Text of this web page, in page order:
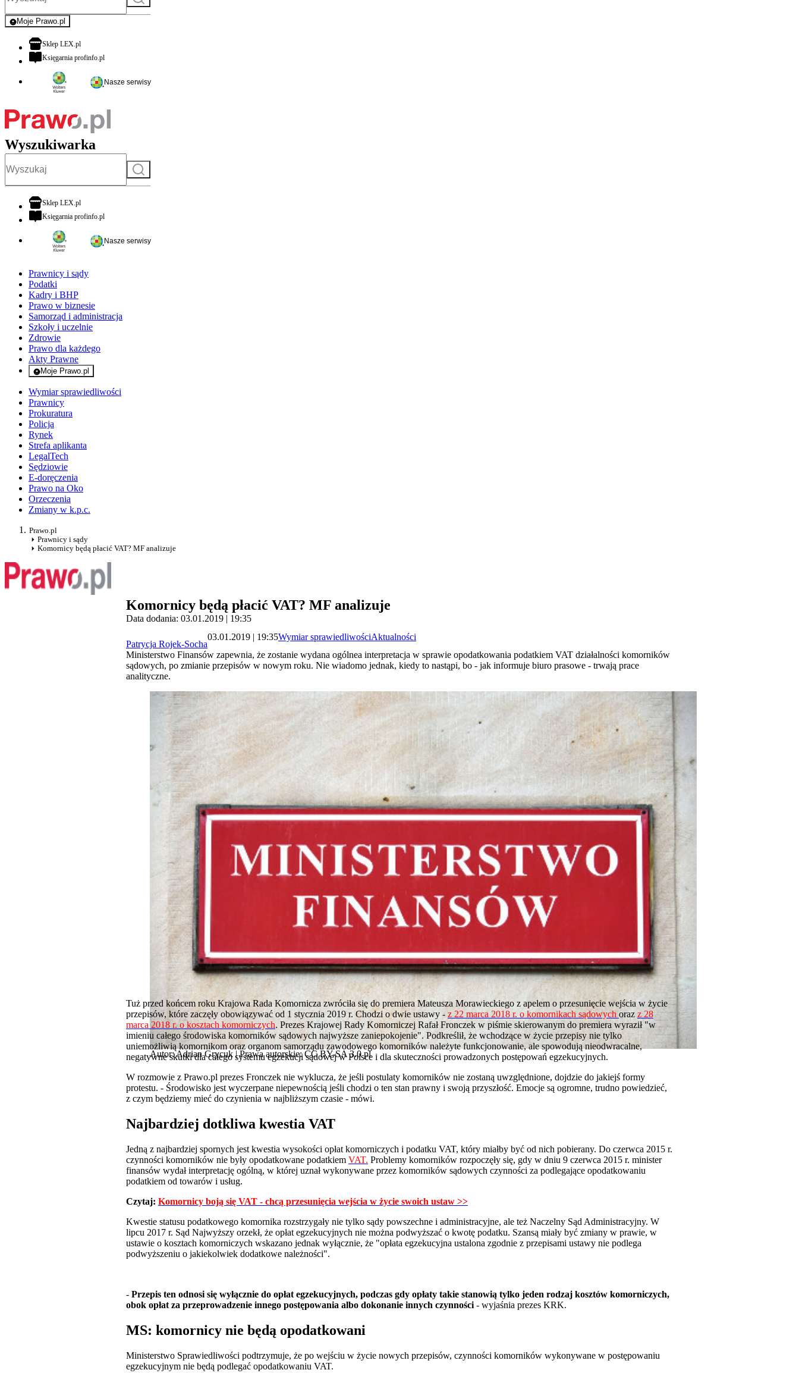
Moje Prawo.pl
- rejestracja i logowanie do serwisu
Sklep LEX.plotwiera się w nowej karcie
Księgarnia profinfo.plotwiera się w nowej karcie
Nasze serwisy
Wyszukiwarka
Szukaj
Sklep LEX.plotwiera się w nowej karcie
Księgarnia profinfo.plotwiera się w nowej karcie
Nasze serwisy
Prawnicy i sądy
Podatki
Kadry i BHP
Prawo w biznesie
Samorząd i administracja
Szkoły i uczelnie
Zdrowie
Prawo dla każdego
Akty Prawne
Moje Prawo.pl
- rejestracja i logowanie do serwisu
Wymiar sprawiedliwości
Prawnicy
Prokuratura
Policja
Rynek
Strefa aplikanta
LegalTech
Sędziowie
E-doręczenia
Prawo na Oko
Orzeczenia
Zmiany w k.p.c.
Prawo.pl
Prawnicy i sądy
Komornicy będą płacić VAT? MF analizuje
Komornicy będą płacić VAT? MF analizuje
Data dodania: 03.01.2019 | 19:35
Patrycja Rojek-Socha
03.01.2019 | 19:35Wymiar sprawiedliwościAktualności
Ministerstwo Finansów zapewnia, że zostanie wydana ogólnea interpretacja w sprawie opodatkowania podatkiem VAT działalności komorników
sądowych, po zmianie przepisów w nowym roku. Nie wiadomo jednak, kiedy to nastąpi, bo - jak informuje biuro prasowe - trwają prace
analityczne.
Autor: Adrian Grycuk | Prawa autorskie: CC BY-SA 3.0 pl
Tuż przed końcem roku Krajowa Rada Komornicza zwróciła się do premiera Mateusza Morawieckiego z apelem o przesunięcie wejścia w życie
przepisów, które zaczęły obowiązywać od 1 stycznia 2019 r. Chodzi o dwie ustawy - z 22 marca 2018 r. o komornikach sądowych oraz z 28
marca 2018 r. o kosztach komorniczych. Prezes Krajowej Rady Komorniczej Rafał Fronczek w piśmie skierowanym do premiera wyraził "w
imieniu całego środowiska komorników sądowych najwyższe zaniepokojenie". Podkreślił, że wchodzące w życie przepisy nie tylko
uniemożliwią komornikom oraz organom samorządu zawodowego komorników należyte funkcjonowanie, ale spowodują nieodwracalne,
negatywne skutki dla całego systemu egzekucji sądowej w Polsce i dla skuteczności prowadzonych postępowań egzekucyjnych.
W rozmowie z Prawo.pl prezes Fronczek nie wyklucza, że jeśli postulaty komorników nie zostaną uwzględnione, dojdzie do jakiejś formy
protestu. - Środowisko jest wyczerpane niepewnością jeśli chodzi o ten stan prawny i swoją przyszłość. Emocje są ogromne, trudno powiedzieć,
z czym będziemy mieć do czynienia w najbliższym czasie - mówi.
Najbardziej dotkliwa kwestia VAT
Jedną z najbardziej spornych jest kwestia wysokości opłat komorniczych i podatku VAT, który miałby być od nich pobierany. Do czerwca 2015 r.
czynności komorników nie były opodatkowane podatkiem VAT. Problemy komorników rozpoczęły się, gdy w dniu 9 czerwca 2015 r. minister
finansów wydał interpretację ogólną, w której uznał wykonywane przez komorników sądowych czynności za podlegające opodatkowaniu
podatkiem od towarów i usług.
Czytaj: Komornicy boją się VAT - chcą przesunięcia wejścia w życie swoich ustaw >>
Kwestie statusu podatkowego komornika rozstrzygały nie tylko sądy powszechne i administracyjne, ale też Naczelny Sąd Administracyjny. W
lipcu 2017 r. Sąd Najwyższy orzekł, że opłat egzekucyjnych nie można podwyższać o kwotę podatku. Szansą miały być zmiany w prawie, w
ustawie o kosztach komorniczych wskazano jednak wyłącznie, że "opłata egzekucyjna ustalona zgodnie z przepisami ustawy nie podlega
podwyższeniu o jakiekolwiek dodatkowe należności".
- Przepis ten odnosi się wyłącznie do opłat egzekucyjnych, podczas gdy opłaty takie stanowią tylko jeden rodzaj kosztów komorniczych,
obok opłat za przeprowadzenie innego postępowania albo dokonanie innych czynności - wyjaśnia prezes KRK.
MS: komornicy nie będą opodatkowani
Ministerstwo Sprawiedliwości podtrzymuje, że po wejściu w życie nowych przepisów, czynności komorników wykonywane w postępowaniu
egzekucyjnym nie będą podlegać opodatkowaniu VAT.